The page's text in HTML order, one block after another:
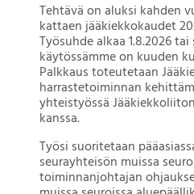
Tehtävä on aluksi kahden
kattaen jääkiekkokaudet
Työsuhde alkaa 1.8.2026
käytössämme on kuuden
Palkkaus toteutetaan
harrastetoiminnan
yhteistyössä
kanssa.
Työsi suoritetaan
seurayhteisön muissa
toiminnanjohtajan